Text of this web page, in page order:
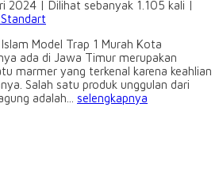
2024 | Dilihat sebanyak 1.105 kali |
Model Trap 1 Murah Kota
ada di Jawa Timur merupakan
marmer yang terkenal karena keahlian
Salah satu produk unggulan dari
adalah... selengkapnya